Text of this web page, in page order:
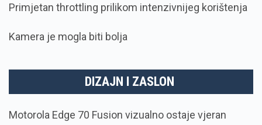
Primjetan throttling prilikom intenzivnijeg korištenja
Kamera je mogla biti bolja
DIZAJN I ZASLON
Motorola Edge 70 Fusion vizualno ostaje vjeran